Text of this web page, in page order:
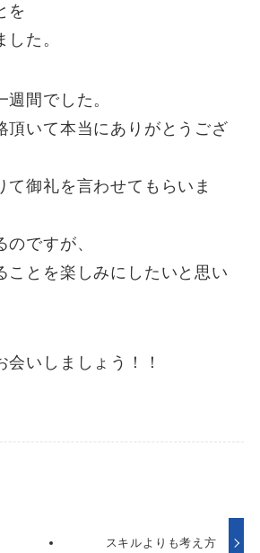
を
た。
間でした。
頂いて本当にありがとうござ
て御礼を言わせてもらいま
ですが、
ことを楽しみにしたいと思い
会いしましょう！！
スキルよりも考え方